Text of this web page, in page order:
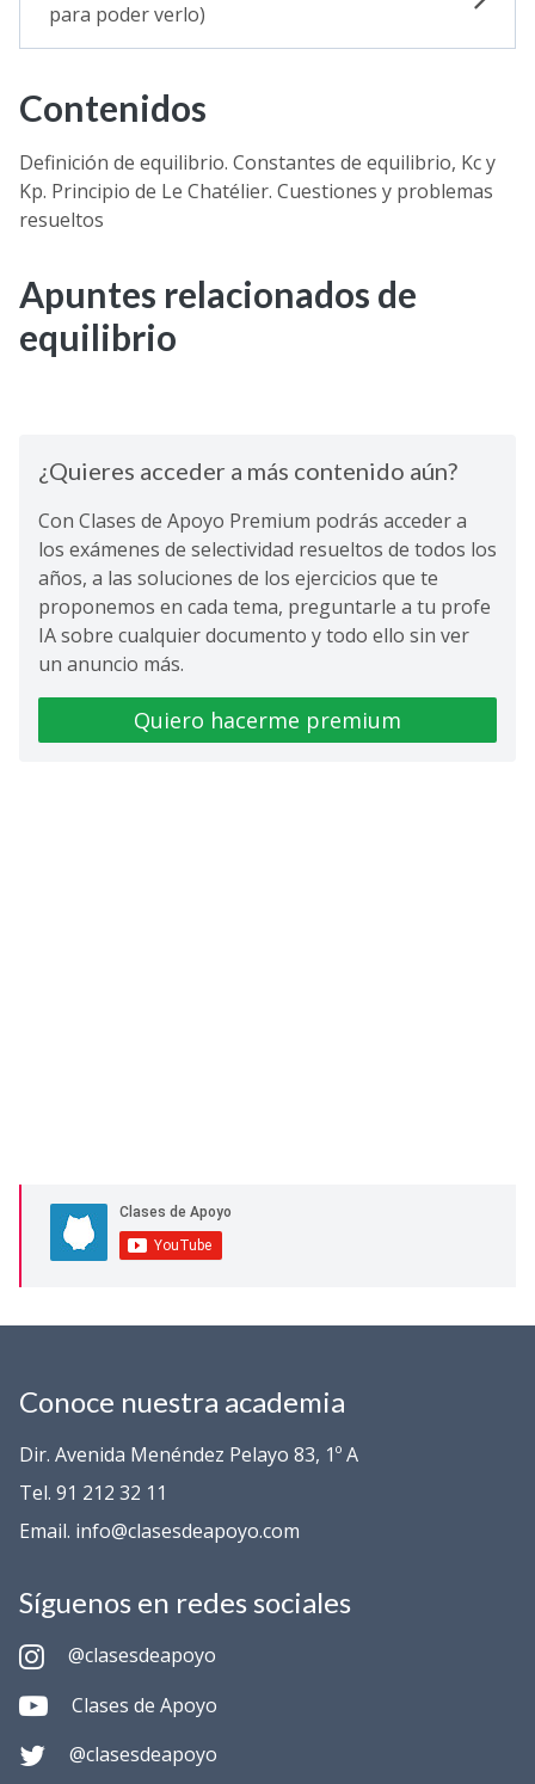
para poder verlo)
Contenidos
Definición de equilibrio. Constantes de equilibrio, Kc y
Kp. Principio de Le Chatélier. Cuestiones y problemas
resueltos
Apuntes relacionados de
equilibrio
¿Quieres acceder a más contenido aún?
Con Clases de Apoyo Premium podrás acceder a
los exámenes de selectividad resueltos de todos los
años, a las soluciones de los ejercicios que te
proponemos en cada tema, preguntarle a tu profe
IA sobre cualquier documento y todo ello sin ver
un anuncio más.
Quiero hacerme premium
Conoce nuestra academia
Dir. Avenida Menéndez Pelayo 83, 1º A
Tel. 91 212 32 11
Email. info@clasesdeapoyo.com
Síguenos en redes sociales
@clasesdeapoyo
Clases de Apoyo
@clasesdeapoyo